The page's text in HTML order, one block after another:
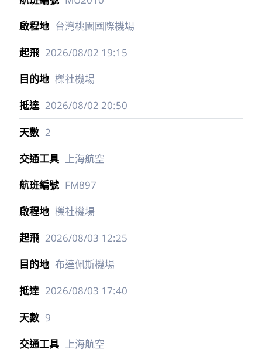
台灣桃園國際機場
2026/08/02 19:15
櫟社機場
2026/08/02 20:50
2
上海航空
FM897
櫟社機場
2026/08/03 12:25
布達佩斯機場
2026/08/03 17:40
9
上海航空